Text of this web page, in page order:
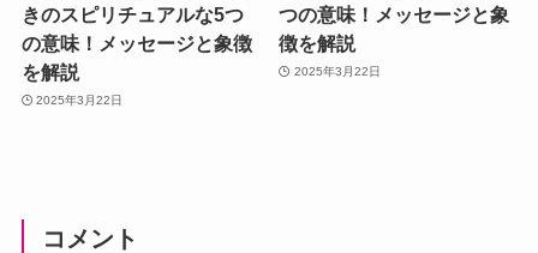
きのスピリチュアルな5つ
の意味！メッセージと象徴
を解説
2025年3月22日
つの意味！メッセージと象
徴を解説
2025年3月22日
コメント